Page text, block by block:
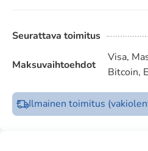
Seurattava toimitus
Maksuvaihtoehdot
Visa,
Bitcoin,
Ilmainen toimitus